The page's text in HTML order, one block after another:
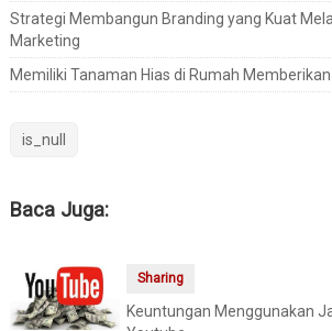
Strategi Membangun Branding yang Kuat
Marketing
Memiliki Tanaman Hias di Rumah
is_null
Baca Juga:
Sharing
Keuntungan Menggunakan